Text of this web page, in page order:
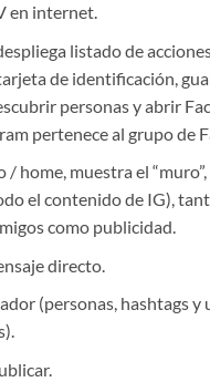
en internet.
listado de
de identificación,
personas y abrir
pertenece al grupo de
home, muestra el “muro”,
el contenido de IG),
como publicidad.
directo.
(personas, hashtags y